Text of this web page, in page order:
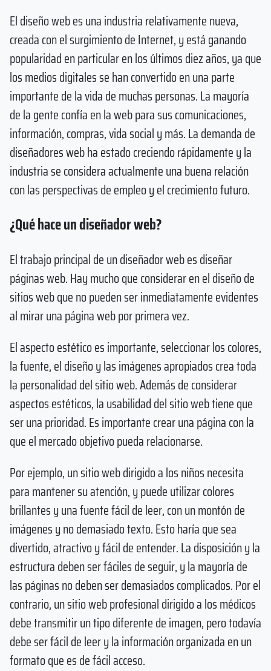
El diseño web es una industria relativamente nueva,
creada con el surgimiento de Internet, y está ganando
popularidad en particular en los últimos diez años, ya que
los medios digitales se han convertido en una parte
importante de la vida de muchas personas. La mayoría
de la gente confía en la web para sus comunicaciones,
información, compras, vida social y más. La demanda de
diseñadores web ha estado creciendo rápidamente y la
industria se considera actualmente una buena relación
con las perspectivas de empleo y el crecimiento futuro.
¿Qué hace un diseñador web?
El trabajo principal de un diseñador web es diseñar
páginas web. Hay mucho que considerar en el diseño de
sitios web que no pueden ser inmediatamente evidentes
al mirar una página web por primera vez.
El aspecto estético es importante, seleccionar los colores,
la fuente, el diseño y las imágenes apropiados crea toda
la personalidad del sitio web. Además de considerar
aspectos estéticos, la usabilidad del sitio web tiene que
ser una prioridad. Es importante crear una página con la
que el mercado objetivo pueda relacionarse.
Por ejemplo, un sitio web dirigido a los niños necesita
para mantener su atención, y puede utilizar colores
brillantes y una fuente fácil de leer, con un montón de
imágenes y no demasiado texto. Esto haría que sea
divertido, atractivo y fácil de entender. La disposición y la
estructura deben ser fáciles de seguir, y la mayoría de
las páginas no deben ser demasiados complicados. Por el
contrario, un sitio web profesional dirigido a los médicos
debe transmitir un tipo diferente de imagen, pero todavía
debe ser fácil de leer y la información organizada en un
formato que es de fácil acceso.